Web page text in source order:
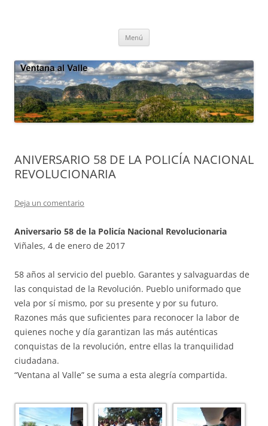
Menú
ANIVERSARIO 58 DE LA POLICÍA NACIONAL
REVOLUCIONARIA
Deja un comentario
Aniversario 58 de la Policía Nacional Revolucionaria
Viñales, 4 de enero de 2017
58 años al servicio del pueblo. Garantes y salvaguardas de
las conquistad de la Revolución. Pueblo uniformado que
vela por sí mismo, por su presente y por su futuro.
Razones más que suficientes para reconocer la labor de
quienes noche y día garantizan las más auténticas
conquistas de la revolución, entre ellas la tranquilidad
ciudadana.
“Ventana al Valle” se suma a esta alegría compartida.